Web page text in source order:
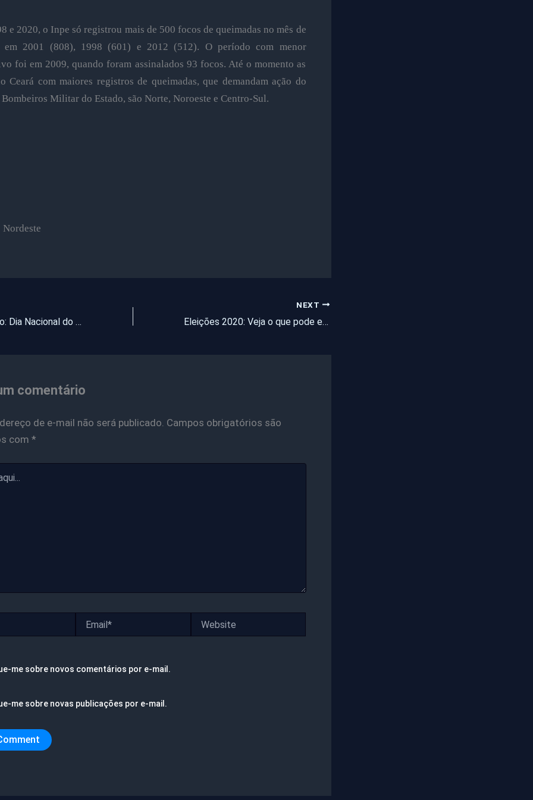
e 2020, o Inpe só registrou mais de 500 focos de queimadas no mês de
em 2001 (808), 1998 (601) e 2012 (512). O período com menor
foi em 2009, quando foram assinalados 93 focos. Até o momento as
Ceará com maiores registros de queimadas, que demandam ação do
Militar do Estado, são Norte, Noroeste e Centro-Sul.
25 de Setembro: Dia Nacional do Rádio
NEXT
Eleições 2020: Veja o que pode e o que não pode
comentário
de e-mail não será publicado. Campos obrigatórios são
com *
me sobre novos comentários por e-mail.
me sobre novas publicações por e-mail.